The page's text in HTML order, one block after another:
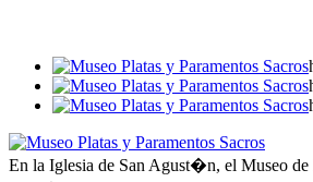
En la Iglesia de San Agust�n, el Museo de